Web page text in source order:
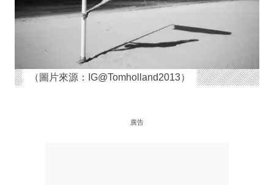
（圖片來源：IG@Tomholland2013）
廣告